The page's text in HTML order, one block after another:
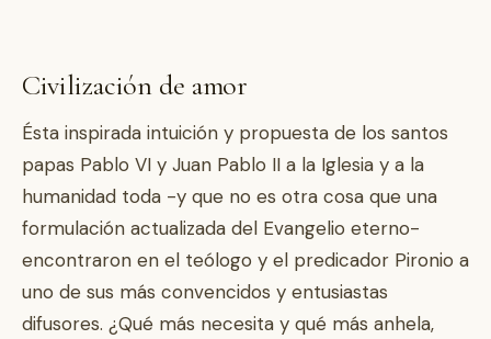
Civilización de amor
Ésta inspirada intuición y propuesta de los santos
papas Pablo VI y Juan Pablo II a la Iglesia y a la
humanidad toda -y que no es otra cosa que una
formulación actualizada del Evangelio eterno-
encontraron en el teólogo y el predicador Pironio a
uno de sus más convencidos y entusiastas
difusores. ¿Qué más necesita y qué más anhela,